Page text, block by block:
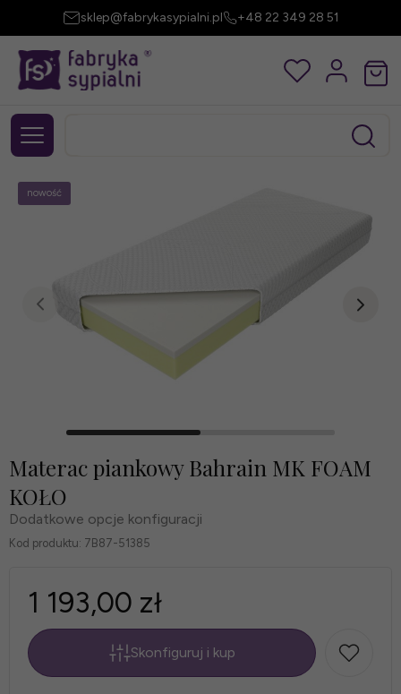
sklep@fabrykasypialni.pl +48 22 349 28 51
nowość
Materac piankowy Bahrain MK FOAM
KOŁO
Dodatkowe opcje konfiguracji
Kod produktu: 7B87-51385
1 193,00 zł
*Rozmiar
szt.
Skonfiguruj i kup